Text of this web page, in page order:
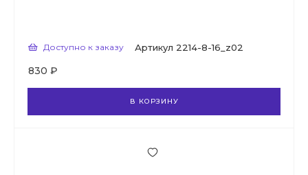
Доступно к заказу Артикул 2214-8-16_z02
830 ₽
В КОРЗИНУ